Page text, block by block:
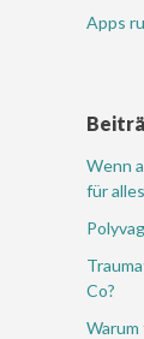
Apps
Wenn
für
Co?